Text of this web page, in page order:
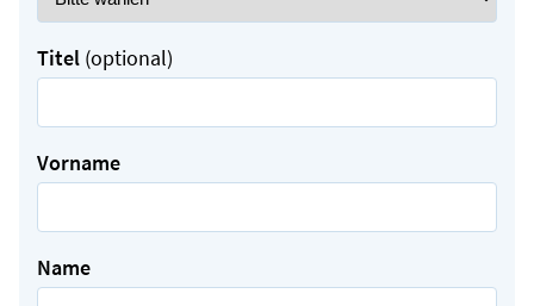
Titel (optional)
Vorname
Name